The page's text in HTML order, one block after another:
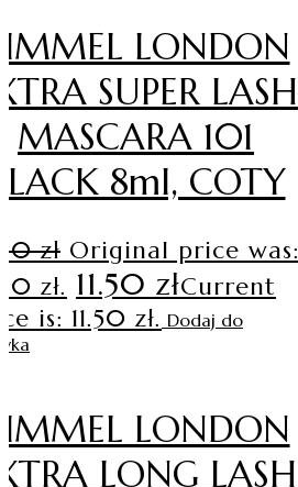
LONDON
SUPER LASH
MASCARA 101
8ml, COTY
zł Original price was:
zł. 11.50 złCurrent
is: 11.50 zł. Dodaj do
LONDON
LONG LASH